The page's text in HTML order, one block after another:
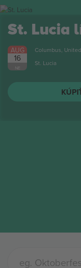
St. Lucia
AUG
16
NE
Columbus,
St. Lucia